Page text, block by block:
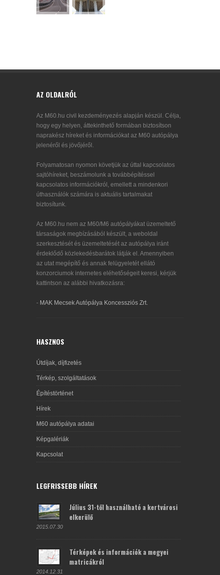
AZ OLDALRÓL
Az M60.hu civil kezdeményezés alapján készül. Célja,
hogy egy helyen, áttekinthető formában biztosítson
naprakész híreket és információkat az M60 autópálya
jelenéről és jövőjéről.
Folyamatosan nyomon követjük az úttal kapcsolatos
sajtóhíreket, beszámolunk a továbbépítéssel
kapcsolatos információkról, emellett a mindenkori
úthasználók számára is aktuális tartalmakat
biztosítunk.
Az M60.hu nem az M60/M6 autópályákat üzemeltető
társaságok megbízásából készült, a weboldal
szerkesztését és üzemeltetését az autópálya iránt
érdeklődő közlekedésbarátok látják el. Amennyiben
az utat megépítő és annak felügyeletét ellátó
konzorciumok internetes eléhetőségeit keresi, kérjük
kattintson az alábbi hivatkozásra:
- MAK Mecsek Autópálya Koncessziós Zrt.
HASZNOS
Útdíjak, díjfizetés
Térkép, szolgáltatások
Építéstörténet
Hírek
M60 autópálya adatai
Képgalériák
Kapcsolat
LEGFRISSEBB HÍREK
Július 31-től használható a kertvárosi
elkerülő
2015.07.30
Térképek és információk a megyei
matricákról
2014.12.31